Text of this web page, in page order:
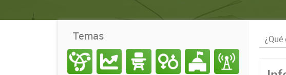
Temas